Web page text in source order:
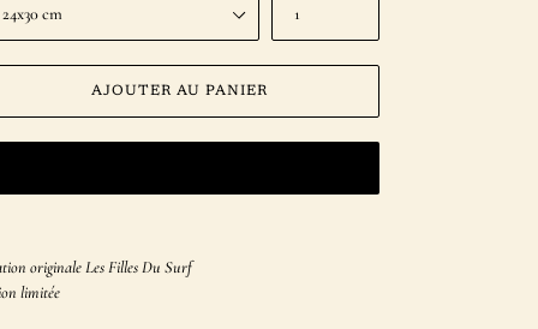
AJOUTER AU PANIER
originale Les Filles Du Surf
limitée